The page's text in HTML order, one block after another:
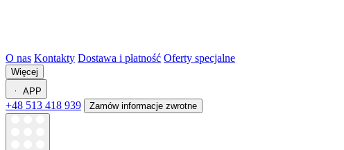
O nas Kontakty Dostawa i płatność Oferty specjalne
Więcej
APP
+48 513 418 939 Zamów informacje zwrotne